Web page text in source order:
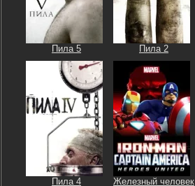
Пила 5 Пила 2
Пила 4 Железный человек